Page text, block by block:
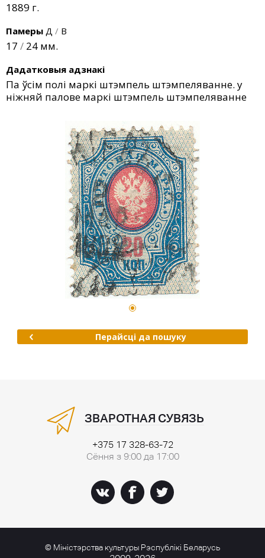
1889 г.
Памеры Д / В
17 / 24 мм.
Дадатковыя адзнакі
Па ўсім полі маркі штэмпель штэмпеляванне. у
ніжняй палове маркі штэмпель штэмпеляванне
Перайсці да пошуку
ЗВАРОТНАЯ СУВЯЗЬ
+375 17 328-63-72
Сёння з 9:00 да 17:00
© Міністэрства культуры Рэспублікі Беларусь